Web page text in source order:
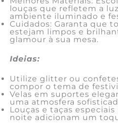
louças que refletem a
ambiente iluminado e
Cuidados: Garanta que
estejam limpos e
glamour à sua mesa.
Ideias:
Utilize glitter ou
compor o tema de
Velas em suportes
uma atmosfera
Louças e taças
noite adicionam um